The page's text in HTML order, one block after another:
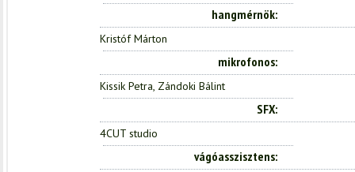
hangmérnök
Kristóf Márton
mikrofonos
Kissik Petra, Zándoki Bálint
SFX
4CUT studio
vágóasszisztens